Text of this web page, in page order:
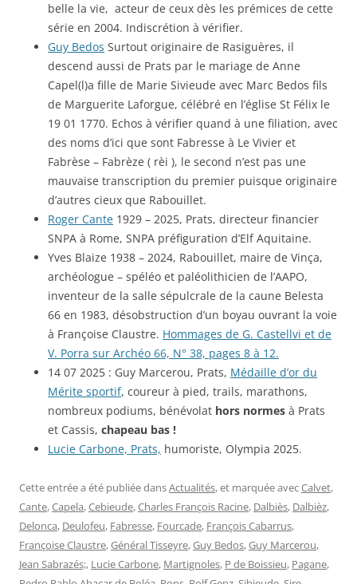
belle la vie, acteur de ceux dès les prémices de cette
série en 2004. Indiscrétion à vérifier.
Guy Bedos Surtout originaire de Rasiguères, il
descend aussi de Prats par le mariage de Anne
Capel(l)a fille de Marie Sivieude avec Marc Bedos fils
de Marguerite Laforgue, célébré en l’église St Félix le
19 01 1770. Echos à vérifier quand à une filiation, avec
des noms d’ici que sont Fabresse à Le Vivier et
Fabrèse – Fabrèze ( rèi ), le second n’est pas une
mauvaise transcription du premier puisque originaire
d’autres cieux que Rabouillet.
Roger Cante 1929 – 2025, Prats, directeur financier
SNPA à Rome, SNPA préfiguration d’Elf Aquitaine.
Yves Blaize 1938 – 2024, Rabouillet, maire de Vinça,
archéologue – spéléo et paléolithicien de l’AAPO,
inventeur de la salle sépulcrale de la caune Belesta
66 en 1983, désobstruction d’un boyau ouvrant la voie
à Françoise Claustre. Hommages de G. Castellvi et de
V. Porra sur Archéo 66, N° 38, pages 8 à 12.
14 07 2025 : Guy Marcerou, Prats, Médaille d’or du
Mérite sportif, coureur à pied, trails, marathons,
nombreux podiums, bénévolat hors normes à Prats
et Cassis, chapeau bas !
Lucie Carbone, Prats, humoriste, Olympia 2025.
Cette entrée a été publiée dansActualités, et marquée avecCalvet,
Cante,Capela,Cebieude,Charles François Racine, Dalbiès, Dalbièz,
Delonca, Deulofeu, Fabresse, Fourcade, François Cabarrus,
Françoise Claustre,Général Tisseyre,Guy Bedos,Guy Marcerou,
Jean Sabrazés;, Lucie Carbone, Martignoles, P de Boissieu, Pagane,